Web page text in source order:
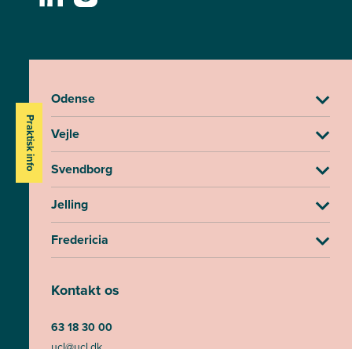
Praktisk info
Odense
Vejle
Svendborg
Jelling
Fredericia
Kontakt os
63 18 30 00